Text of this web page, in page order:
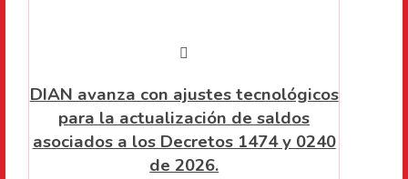
DIAN avanza con ajustes tecnológicos
para la actualización de saldos
asociados a los Decretos 1474 y 0240
de 2026.